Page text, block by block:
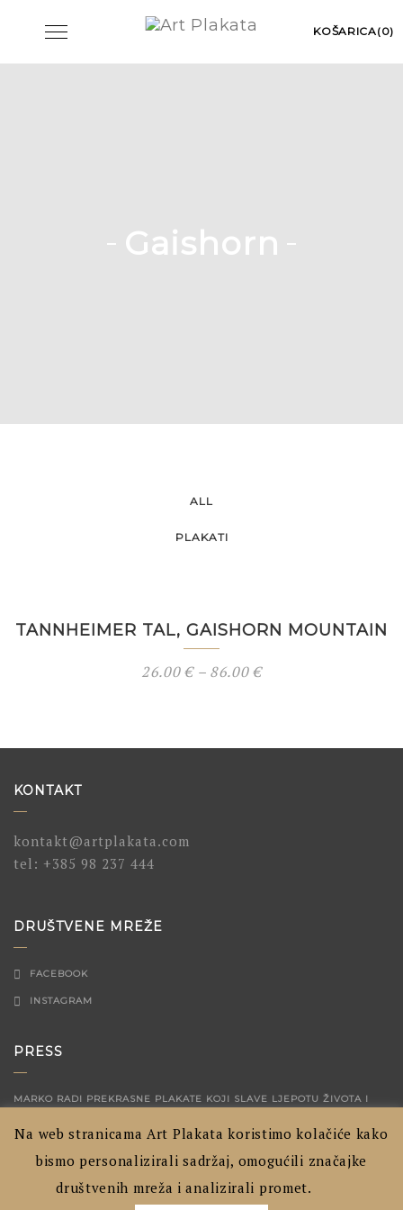
content
Toggle KOŠARICA(0)
Gaishorn
ALL
PLAKATI
TANNHEIMER TAL, GAISHORN MOUNTAIN
26.00€– 86.00€
KONTAKT
kontakt@artplakata.com
tel: +385 98 237 444
DRUŠTVENE MREŽE
FACEBOOK
INSTAGRAM
PRESS
MARKO RADI PREKRASNE PLAKATE KOJI SLAVE LJEPOTU ŽIVOTA I
ARTPLAKATA – HRVATSKI GRADOVI PRIKAZANI NA NAČIN KOJI JOŠ
NISTE VIDJELI 04/09/2020
Na web stranicama Art Plakata koristimo kolačiće kako
bismo personalizirali sadržaj, omogućili značajke
društvenih mreža i analizirali promet.